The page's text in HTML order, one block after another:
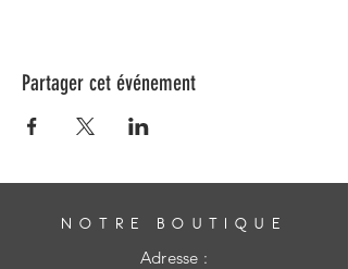
Partager cet événement
NOTRE BOUTIQUE
Adresse :